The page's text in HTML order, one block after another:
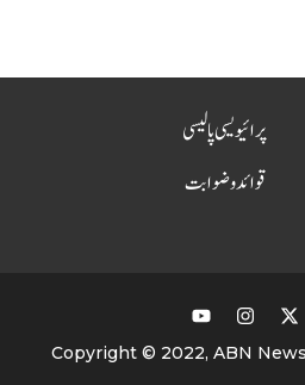
پرائیویسی پالیسی
قوائد و ضوابت
Copyright © 2022, ABN